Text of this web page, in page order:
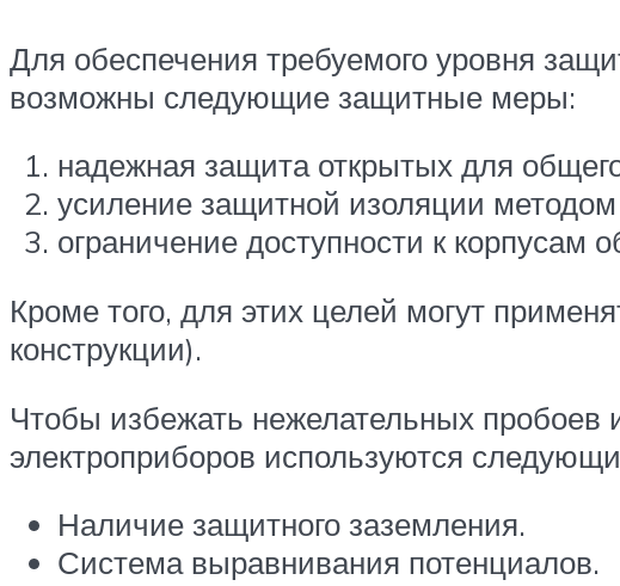
Для обеспечения требуемого уровня
возможны следующие защитные меры:
надежная защита открытых для
усиление защитной изоляции
ограничение доступности к корпусам
Кроме того, для этих целей могут
конструкции).
Чтобы избежать нежелательных пробоев
электроприборов используются
Наличие защитного заземления.
Система выравнивания потенциалов.